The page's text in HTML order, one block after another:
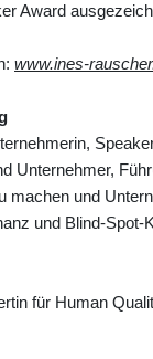
Award
www.ines-
Unternehmer,
machen und
und Blind-
für Human